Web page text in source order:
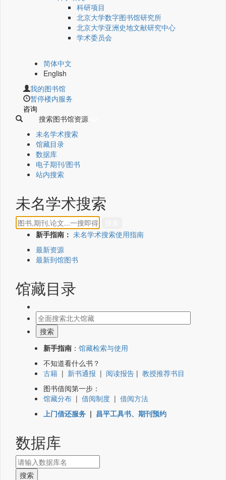
科研项目
北京大学数字图书馆研究所
北京大学亚洲史地文献研究中心
学术委员会
简体中文
English
我的图书馆
暂停楼内服务
咨询
搜索图书馆资源
未名学术搜索
馆藏目录
数据库
电子期刊/图书
站内搜索
未名学术搜索
新手指南： 未名学术搜索使用指南
最新资源
最新到馆图书
馆藏目录
新手指南 ： 馆藏检索与使用
不知道看什么书？
古籍 | 新书通报 | 阅读报告 | 教授推荐书目
图书借阅第一步：
馆藏分布 | 借阅制度 | 借阅方法
上门借还服务 | 昌平工具书、期刊预约
数据库